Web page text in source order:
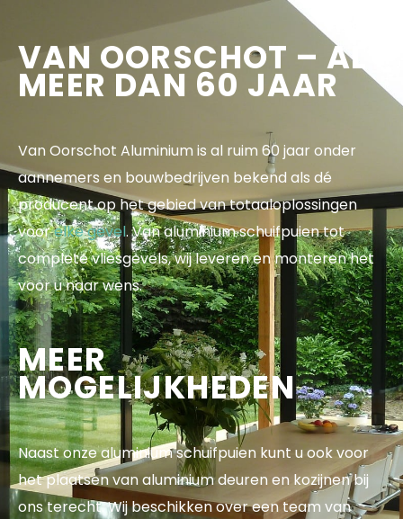
VAN OORSCHOT – AL
MEER DAN 60 JAAR
Van Oorschot Aluminium is al ruim 60 jaar onder
aannemers en bouwbedrijven bekend als dé
producent op het gebied van totaaloplossingen
voorelke gevel. Van aluminium schuifpuien tot
complete vliesgevels, wij leveren en monteren het
voor u naar wens.
MEER
MOGELIJKHEDEN
Naast onze aluminium schuifpuien kunt u ook voor
het plaatsen van aluminium deuren en kozijnen bij
ons terecht. Wij beschikken over een team van